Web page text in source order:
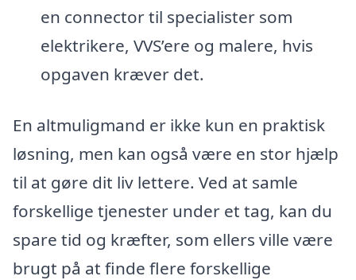
en connector til specialister som
elektrikere, VVS’ere og malere, hvis
opgaven kræver det.
En altmuligmand er ikke kun en praktisk
løsning, men kan også være en stor hjælp
til at gøre dit liv lettere. Ved at samle
forskellige tjenester under et tag, kan du
spare tid og kræfter, som ellers ville være
brugt på at finde flere forskellige